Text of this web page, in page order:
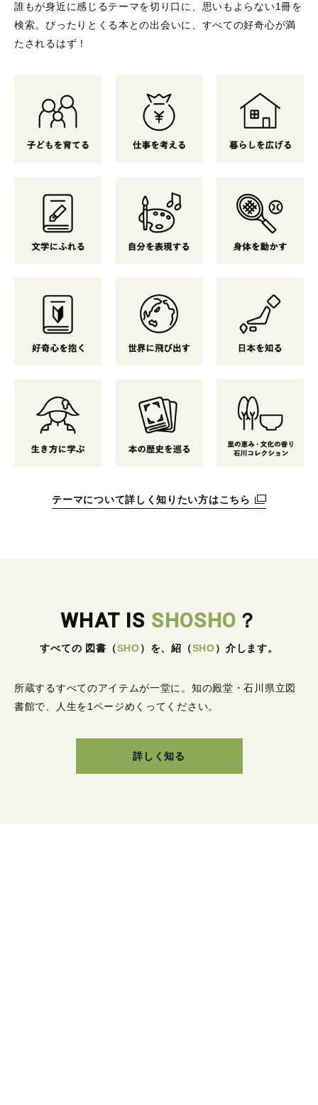
誰もが身近に感じるテーマを切り口に、思いもよらない1冊を
検索。 ぴったりとくる本との出会いに、すべての好奇心が満
たされるはず！
テーマについて詳しく知りたい方はこちら
WHAT IS SHOSHO ？
すべての 図書 （SHO） を、紹 （SHO） 介します。
所蔵するすべてのアイテムが一堂に。 知の殿堂・石川県立図
書館で、人生を1ページめくってください。
詳しく知る